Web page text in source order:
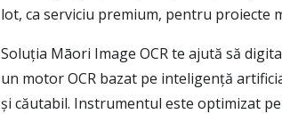
lot, ca serviciu premium, pentru proiecte
Soluția Māori Image OCR te ajută să
un motor OCR bazat pe inteligență
și căutabil. Instrumentul este optimizat